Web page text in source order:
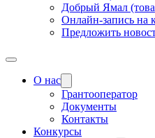
Добрый Ямал
Онлайн-запись на
Предложить
О нас
Грантооператор
Документы
Контакты
Конкурсы